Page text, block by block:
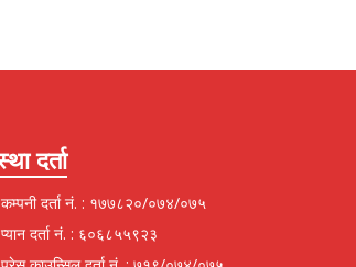
दर्ता
दर्ता नं. : १७७८२०/०७४/०७५
दर्ता नं. : ६०६८५५९२३